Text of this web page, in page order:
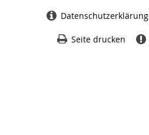
Datenschutzerklärung
Seite drucken